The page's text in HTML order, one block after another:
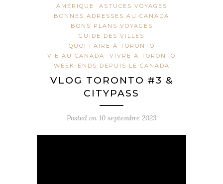
AMÉRIQUE
ASTUCES VOYAGES
BONNES ADRESSES AU CANADA
BONS PLANS VOYAGES
GUIDE DES VILLES
QUOI FAIRE À TORONTO
VIE AU CANADA
VIVRE À TORONTO
WEEK-ENDS DEPUIS LE CANADA
VLOG TORONTO #3 &
CITYPASS
Posted on 10 septembre 2023